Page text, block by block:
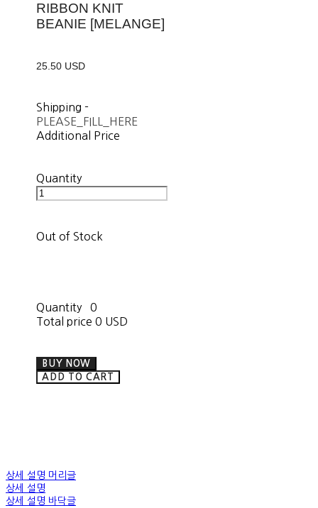
RIBBON KNIT
BEANIE [MELANGE]
25.50 USD
Shipping-
PLEASE_FILL_HERE
Additional Price
Quantity
Out of Stock
Quantity
0
Total price 0 USD
BUY NOW
ADD TO CART
상세 설명 머리글
상세 설명
상세 설명 바닥글